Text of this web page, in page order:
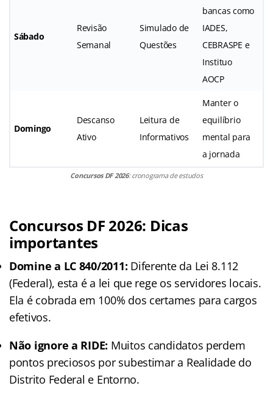
Sábado
Revisão
Semanal
Simulado de
Questões
bancas como
IADES,
CEBRASPE e
Instituo
AOCP
Domingo
Descanso
Ativo
Leitura de
Informativos
Manter o
equilíbrio
mental para
a jornada
Concursos DF 2026: cronograma de estudos
Concursos DF 2026: Dicas
importantes
Domine a LC 840/2011: Diferente da Lei 8.112
(Federal), esta é a lei que rege os servidores locais.
Ela é cobrada em 100% dos certames para cargos
efetivos.
Não ignore a RIDE: Muitos candidatos perdem
pontos preciosos por subestimar a Realidade do
Distrito Federal e Entorno.